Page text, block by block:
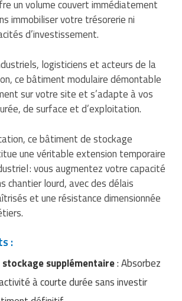
professionnel
électrique
football
karting
patinage
roller
stade et terrain
restaurant
un volume couvert immédiatement
immobiliser votre trésorerie ni
d’investissement.
logisticiens et acteurs de la
ce bâtiment modulaire démontable
sur votre site et s’adapte à vos
de surface et d’exploitation.
ce bâtiment de stockage
une véritable extension temporaire
: vous augmentez votre capacité
chantier lourd, avec des délais
et une résistance dimensionnée
:
stockage supplémentaire: Absorbez
à courte durée sans investir